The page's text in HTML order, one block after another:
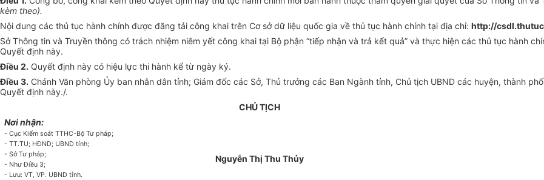
kèm theo).
Nội dung các thủ tục hành chính được đăng tải công khai trên Cơ sở dữ liệu quốc gia về thủ tục hành chính tại địa chỉ: http://
Sở Thông tin và Truyền thông có trách nhiệm niêm yết công khai tại Bộ phận “tiếp nhận và trả kết quả” và thực hiện các thủ tục hành
Quyết định này.
Điều 2. Quyết định này có hiệu lực thi hành kể từ ngày ký.
Điều 3. Chánh Văn phòng Ủy ban nhân dân tỉnh; Giám đốc các Sở, Thủ trưởng các Ban Ngành tỉnh, Chủ tịch UBND các huyện, thành
Quyết định này./.
Nơi nhận:
-Cục Kiểm soát TTHC-Bộ Tư pháp;
-TT.TU; HĐND; UBND tỉnh;
-SởTư pháp;
- Như Điều 3;
- Lưu: VT, VP. UBND tỉnh.
CHỦ TỊCH
Nguyễn Thị Thu Thủy